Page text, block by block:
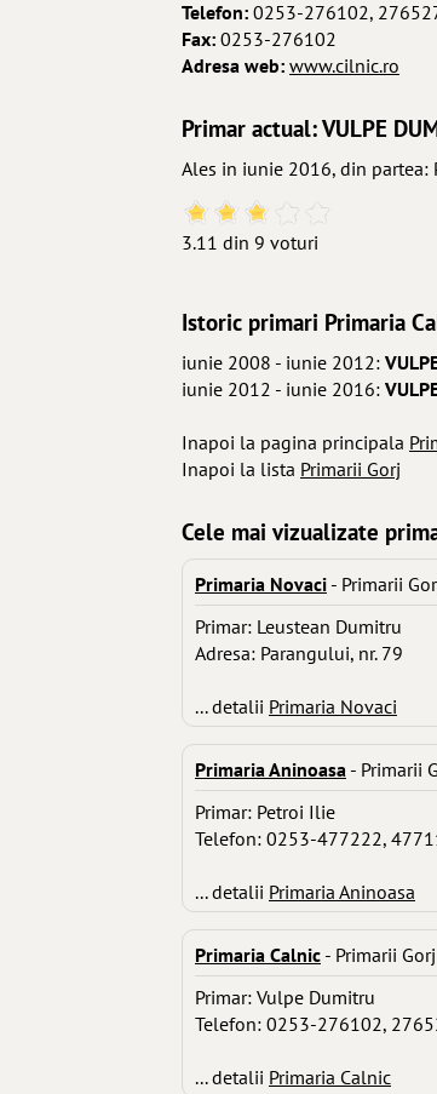
Telefon: 0253-276102,
Fax: 0253-276102
Adresa web: www.cilnic.ro
Primar actual: VULPE
Ales in iunie 2016, din partea:
3.11 din 9 voturi
Istoric primari Primaria
iunie 2008 - iunie 2012:
iunie 2012 - iunie 2016:
Inapoi la pagina principala
Inapoi la lista Primarii Gorj
Cele mai vizualizate
Primaria Novaci - Primarii
Primar: Leustean Dumitru
Adresa: Parangului, nr. 79
... detalii Primaria Novaci
Primaria Aninoasa - Primarii
Primar: Petroi Ilie
Telefon: 0253-477222,
... detalii Primaria Aninoasa
Primaria Calnic - Primarii Gorj
Primar: Vulpe Dumitru
Telefon: 0253-276102,
... detalii Primaria Calnic